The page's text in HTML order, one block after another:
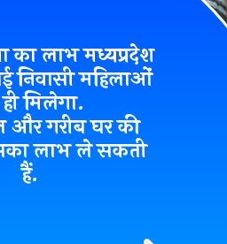
का लाभ मध्यप्रदेश
निवासी महिलाओं
मिलेगा.
और गरीब घर की
लाभ ले सकती
हैं.